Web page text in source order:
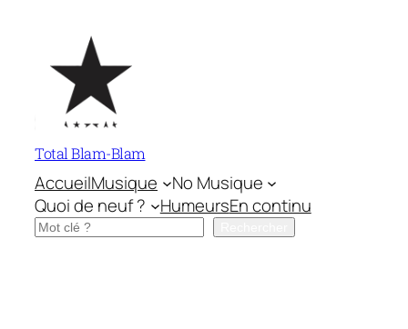
contenu
Total Blam-Blam
AccueilMusique
No Musique
Quoi de neuf ?
HumeursEn continu
Rechercher